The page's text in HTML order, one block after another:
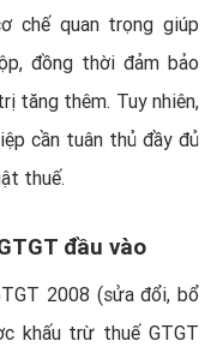
chế quan trọng giúp
đồng thời đảm bảo
tăng thêm. Tuy nhiên,
cần tuân thủ đầy đủ
thuế.
đầu vào
2008 (sửa đổi, bổ
khấu trừ thuế GTGT